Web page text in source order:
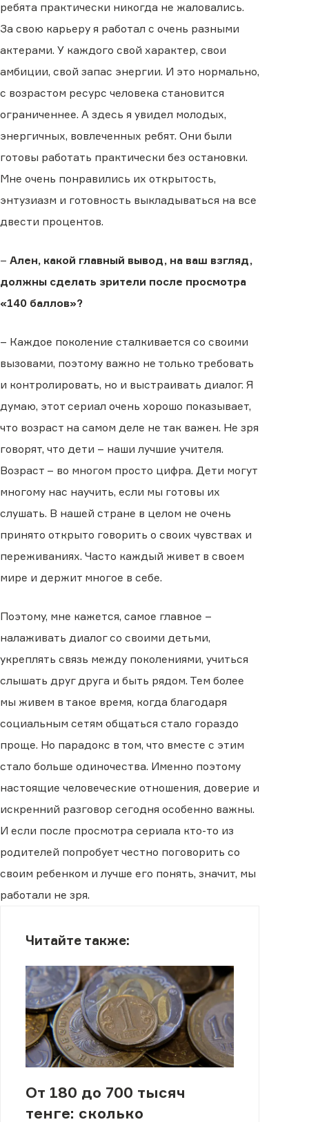
ребята практически никогда не жаловались.
За свою карьеру я работал с очень разными
актерами. У каждого свой характер, свои
амбиции, свой запас энергии. И это нормально,
с возрастом ресурс человека становится
ограниченнее. А здесь я увидел молодых,
энергичных, вовлеченных ребят. Они были
готовы работать практически без остановки.
Мне очень понравились их открытость,
энтузиазм и готовность выкладываться на все
двести процентов.
– Ален, какой главный вывод, на ваш взгляд,
должны сделать зрители после просмотра
«140 баллов»?
– Каждое поколение сталкивается со своими
вызовами, поэтому важно не только требовать
и контролировать, но и выстраивать диалог. Я
думаю, этот сериал очень хорошо показывает,
что возраст на самом деле не так важен. Не зря
говорят, что дети – наши лучшие учителя.
Возраст – во многом просто цифра. Дети могут
многому нас научить, если мы готовы их
слушать. В нашей стране в целом не очень
принято открыто говорить о своих чувствах и
переживаниях. Часто каждый живет в своем
мире и держит многое в себе.
Поэтому, мне кажется, самое главное –
налаживать диалог со своими детьми,
укреплять связь между поколениями, учиться
слышать друг друга и быть рядом. Тем более
мы живем в такое время, когда благодаря
социальным сетям общаться стало гораздо
проще. Но парадокс в том, что вместе с этим
стало больше одиночества. Именно поэтому
настоящие человеческие отношения, доверие и
искренний разговор сегодня особенно важны.
И если после просмотра сериала кто-то из
родителей попробует честно поговорить со
своим ребенком и лучше его понять, значит, мы
работали не зря.
Читайте также:
От 180 до 700 тысяч
тенге: сколько